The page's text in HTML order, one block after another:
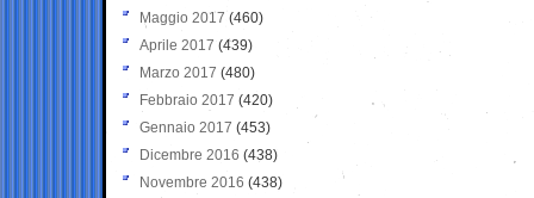
Maggio 2017 (460)
Aprile 2017 (439)
Marzo 2017 (480)
Febbraio 2017 (420)
Gennaio 2017 (453)
Dicembre 2016 (438)
Novembre 2016 (438)